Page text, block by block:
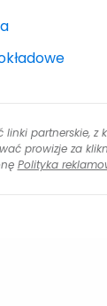
linki partnerskie, z
prowizje za
Polityka